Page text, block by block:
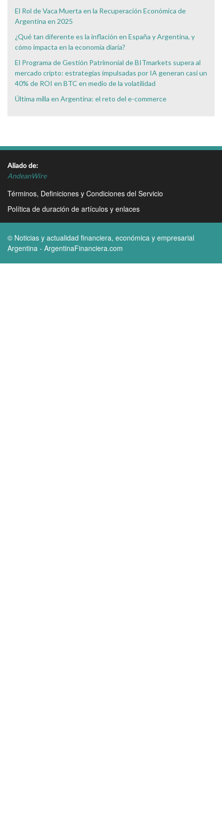
El Rol de Vaca Muerta en la Recuperación Económica de
Argentina en 2025
¿Qué tan diferente es la inflación en España y Argentina, y
cómo impacta en la economía diaria?
El Programa de Gestión Patrimonial de BITmarkets supera al
mercado cripto: estrategias impulsadas por IA generan casi un
40% de ROI en BTC en medio de la volatilidad
Última milla en Argentina: el reto del e-commerce
Aliado de:
AndeanWire
Términos, Definiciones y Condiciones del Servicio
Política de duración de artículos y enlaces
© Noticias y actualidad financiera, económica y empresarial
Argentina - ArgentinaFinanciera.com